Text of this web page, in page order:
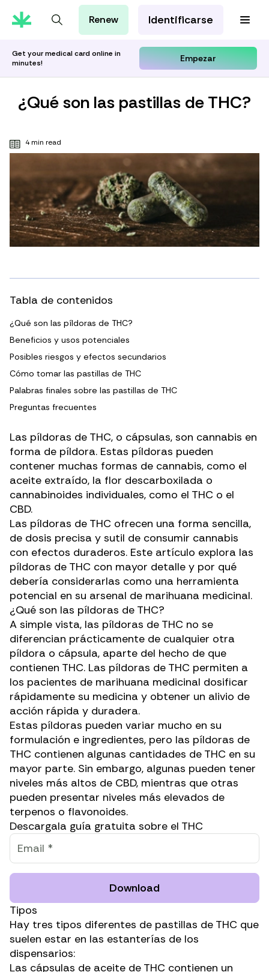
Orientación Cannábica
Aprenda con Leafwell
Renew Identificarse
Get your medical card online in
minutes!
Empezar
¿Qué son las pastillas de THC?
4 min read
Tabla de contenidos
¿Qué son las píldoras de THC?
Beneficios y usos potenciales
Posibles riesgos y efectos secundarios
Cómo tomar las pastillas de THC
Palabras finales sobre las pastillas de THC
Preguntas frecuentes
Las píldoras de THC, o cápsulas, son cannabis en
forma de píldora. Estas píldoras pueden
contener muchas formas de cannabis, como el
aceite extraído, la flor descarboxilada o
cannabinoides individuales, como el THC o el
CBD.
Las píldoras de THC ofrecen una forma sencilla,
de dosis precisa y sutil de consumir cannabis
con efectos duraderos. Este artículo explora las
píldoras de THC con mayor detalle y por qué
debería considerarlas como una herramienta
potencial en su arsenal de marihuana medicinal.
¿Qué son las píldoras de THC?
A simple vista, las píldoras de THC no se
diferencian prácticamente de cualquier otra
píldora o cápsula, aparte del hecho de que
contienen THC. Las píldoras de THC permiten a
los pacientes de marihuana medicinal dosificar
rápidamente su medicina y obtener un alivio de
acción rápida y duradera.
Estas píldoras pueden variar mucho en su
formulación e ingredientes, pero las píldoras de
THC contienen algunas cantidades de THC en su
mayor parte. Sin embargo, algunas pueden tener
niveles más altos de CBD, mientras que otras
pueden presentar niveles más elevados de
terpenos o flavonoides.
Descargala guía gratuita sobre el THC
Download
Tipos
Hay tres tipos diferentes de pastillas de THC que
suelen estar en las estanterías de los
dispensarios:
Las cápsulas de aceite de THC contienen un